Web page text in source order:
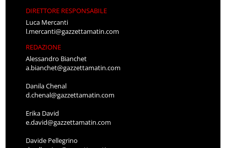
DIRETTORE RESPONSABILE
Luca Mercanti
l.mercanti@gazzettamatin.com
REDAZIONE
Alessandro Bianchet
a.bianchet@gazzettamatin.com
Danila Chenal
d.chenal@gazzettamatin.com
Erika David
e.david@gazzettamatin.com
Davide Pellegrino